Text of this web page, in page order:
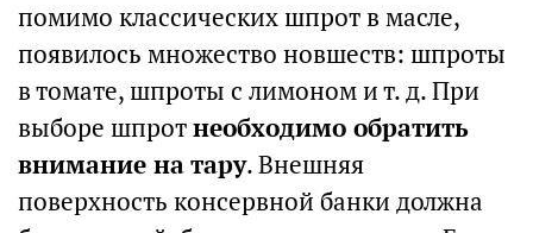
помимо классических шпрот в масле,
появилось множество новшеств: шпроты
в томате, шпроты с лимоном и т. д. При
выборе шпротнеобходимо обратить
внимание на тару. Внешняя
поверхность консервной банки должна